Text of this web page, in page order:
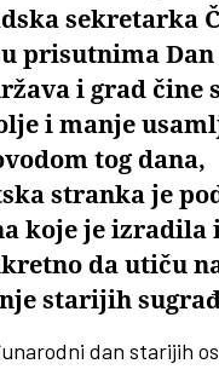
sekretarka
prisutnima
i grad čine
i manje
tog dana,
stranka je
koje je izradila
da utiču
starijih
dan starijih